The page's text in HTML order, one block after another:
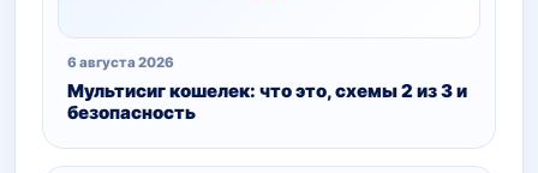
6 августа 2026
Мультисиг кошелек: что это, схемы 2 из 3 и
безопасность